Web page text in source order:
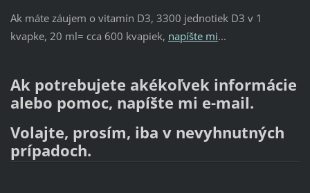
Ak máte záujem o vitamín D3, 3300 jednotiek D3 v 1
kvapke, 20 ml= cca 600 kvapiek, napíšte mi...
Ak potrebujete akékoľvek informácie
alebo pomoc, napíšte mi e-mail.
Volajte, prosím, iba v nevyhnutných
prípadoch.